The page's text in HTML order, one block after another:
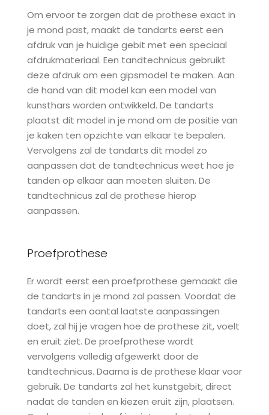
Om ervoor te zorgen dat de prothese exact in
je mond past, maakt de tandarts eerst een
afdruk van je huidige gebit met een speciaal
afdrukmateriaal. Een tandtechnicus gebruikt
deze afdruk om een gipsmodel te maken. Aan
de hand van dit model kan een model van
kunsthars worden ontwikkeld. De tandarts
plaatst dit model in je mond om de positie van
je kaken ten opzichte van elkaar te bepalen.
Vervolgens zal de tandarts dit model zo
aanpassen dat de tandtechnicus weet hoe je
tanden op elkaar aan moeten sluiten. De
tandtechnicus zal de prothese hierop
aanpassen.
Proefprothese
Er wordt eerst een proefprothese gemaakt die
de tandarts in je mond zal passen. Voordat de
tandarts een aantal laatste aanpassingen
doet, zal hij je vragen hoe de prothese zit, voelt
en eruit ziet. De proefprothese wordt
vervolgens volledig afgewerkt door de
tandtechnicus. Daarna is de prothese klaar voor
gebruik. De tandarts zal het kunstgebit, direct
nadat de tanden en kiezen eruit zijn, plaatsen.